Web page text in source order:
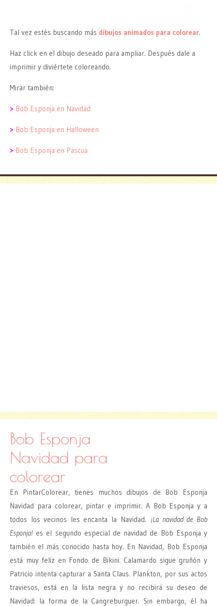
Tal vez estés buscando más dibujos animados para colorear.
Haz click en el dibujo deseado para ampliar. Después dale a
imprimir y diviértete coloreando.
Mirar también:
> Bob Esponja en Navidad
> Bob Esponja en Halloween
> Bob Esponja en Pascua
Bob Esponja
Navidad para
colorear
En PintarColorear, tienes muchos dibujos de Bob Esponja
Navidad para colorear, pintar e imprimir. A Bob Esponja y a
todos los vecinos les encanta la Navidad. ¡La navidad de Bob
Esponja! es el segundo especial de navidad de Bob Esponja y
también el más conocido hasta hoy. En Navidad, Bob Esponja
está muy feliz en Fondo de Bikini. Calamardo sigue gruñón y
Patricio intenta capturar a Santa Claus. Plankton, por sus actos
traviesos, está en la lista negra y no recibirá su deseo de
Navidad: la forma de la Cangreburguer. Sin embargo, él ha